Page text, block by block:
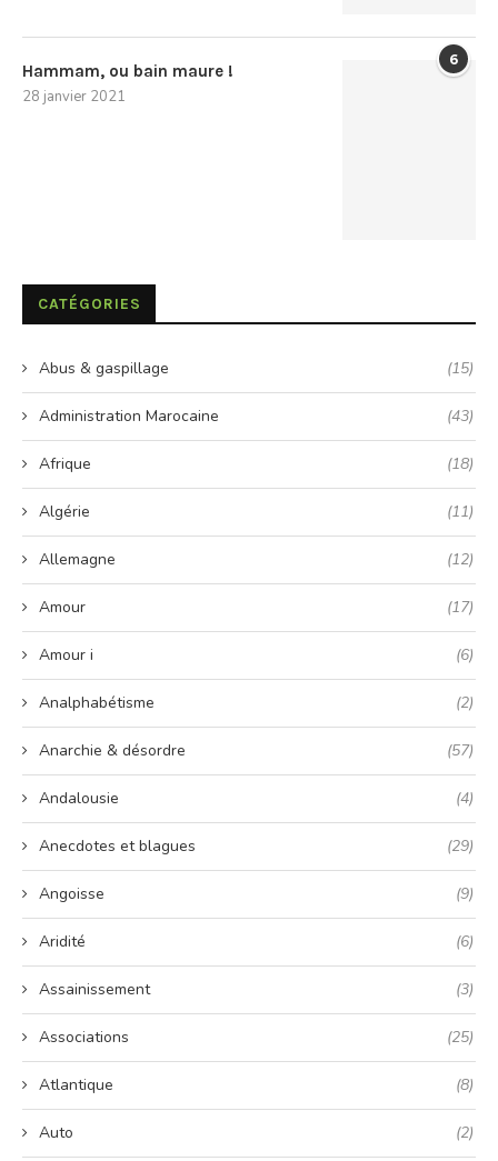
6
Hammam, ou bain maure !
28 janvier 2021
CATÉGORIES
Abus & gaspillage (15)
Administration Marocaine (43)
Afrique (18)
Algérie (11)
Allemagne (12)
Amour (17)
Amour i (6)
Analphabétisme (2)
Anarchie & désordre (57)
Andalousie (4)
Anecdotes et blagues (29)
Angoisse (9)
Aridité (6)
Assainissement (3)
Associations (25)
Atlantique (8)
Auto (2)